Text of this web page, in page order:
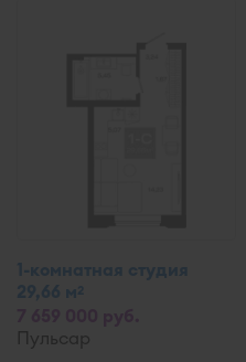
1-комнатная студия
29,66 м2
Пульсар